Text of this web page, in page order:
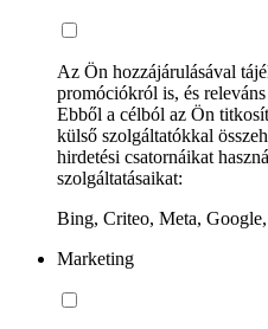
Az Ön hozzájárulásával
promóciókról is, és
Ebből a célból az Ön
külső szolgáltatókkal
hirdetési csatornáikat
szolgáltatásaikat:
Bing, Criteo, Meta,
Marketing